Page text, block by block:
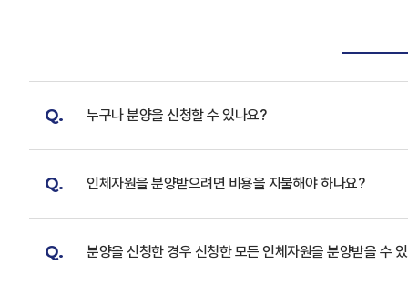
Q. 누구나 분양을 신청할 수 있나요?
Q. 인체자원을 분양받으려면 비용을 지불해야 하나요?
Q. 분양을 신청한 경우 신청한 모든 인체자원을 분양받을 수